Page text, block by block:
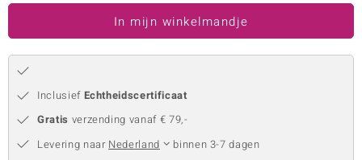
In mijn winkelmandje
Inclusief Echtheidscertificaat
Gratis verzending vanaf € 79,-
Levering naar Nederland
binnen 3-7 dagen